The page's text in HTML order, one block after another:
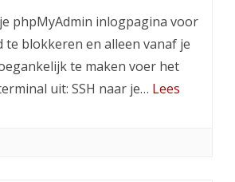
phpMyAdmin inlogpagina voor
te blokkeren en alleen vanaf je
te maken voer het
uit: SSH naar je… Lees